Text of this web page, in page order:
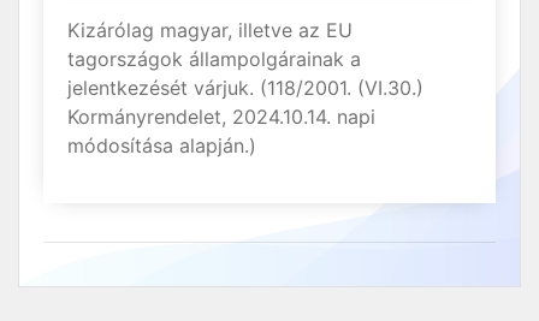
Kizárólag magyar, illetve az EU
tagországok állampolgárainak a
jelentkezését várjuk. (118/2001. (VI.30.)
Kormányrendelet, 2024.10.14. napi
módosítása alapján.)